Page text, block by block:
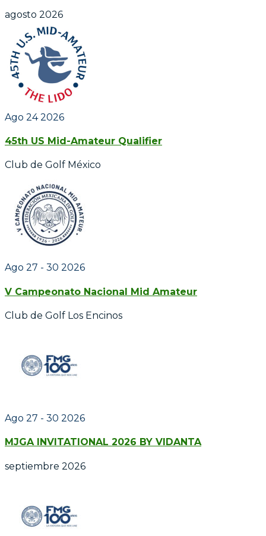
agosto 2026
Ago 24 2026
45th US Mid-Amateur Qualifier
Club de Golf México
Ago 27 - 30 2026
V Campeonato Nacional Mid Amateur
Club de Golf Los Encinos
Ago 27 - 30 2026
MJGA INVITATIONAL 2026 BY VIDANTA
septiembre 2026